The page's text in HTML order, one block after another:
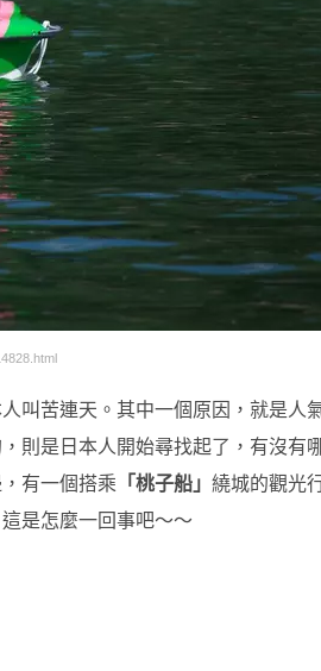
叫苦連天。其中一個原因，就是人
則是日本人開始尋找起了，有沒有
有一個搭乘 「桃子船」 繞城的觀光
是怎麼一回事吧～～